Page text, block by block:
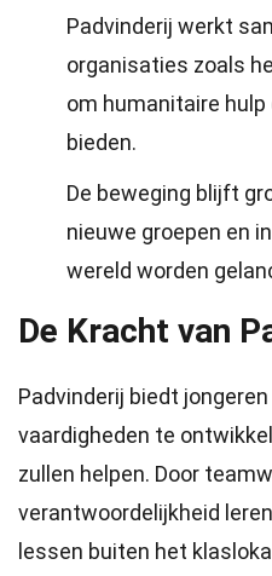
Padvinderij werkt
organisaties zoals
om humanitaire
bieden.
De beweging blijft
nieuwe groepen en
wereld worden
De Kracht van
Padvinderij biedt
vaardigheden te
zullen helpen. Door
verantwoordelijkheid
lessen buiten het